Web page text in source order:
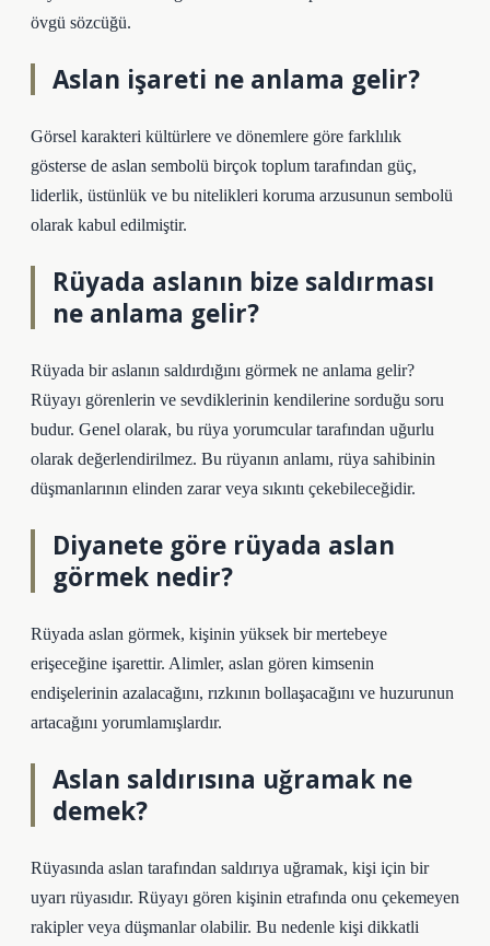
övgü sözcüğü.
Aslan işareti ne anlama gelir?
Görsel karakteri kültürlere ve dönemlere göre farklılık
gösterse de aslan sembolü birçok toplum tarafından güç,
liderlik, üstünlük ve bu nitelikleri koruma arzusunun sembolü
olarak kabul edilmiştir.
Rüyada aslanın bize saldırması
ne anlama gelir?
Rüyada bir aslanın saldırdığını görmek ne anlama gelir?
Rüyayı görenlerin ve sevdiklerinin kendilerine sorduğu soru
budur. Genel olarak, bu rüya yorumcular tarafından uğurlu
olarak değerlendirilmez. Bu rüyanın anlamı, rüya sahibinin
düşmanlarının elinden zarar veya sıkıntı çekebileceğidir.
Diyanete göre rüyada aslan
görmek nedir?
Rüyada aslan görmek, kişinin yüksek bir mertebeye
erişeceğine işarettir. Alimler, aslan gören kimsenin
endişelerinin azalacağını, rızkının bollaşacağını ve huzurunun
artacağını yorumlamışlardır.
Aslan saldırısına uğramak ne
demek?
Rüyasında aslan tarafından saldırıya uğramak, kişi için bir
uyarı rüyasıdır. Rüyayı gören kişinin etrafında onu çekemeyen
rakipler veya düşmanlar olabilir. Bu nedenle kişi dikkatli